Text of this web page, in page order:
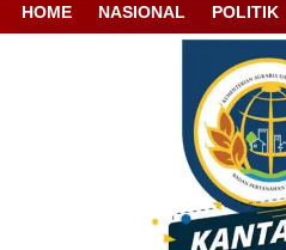
HOME NASIONAL POLITIK